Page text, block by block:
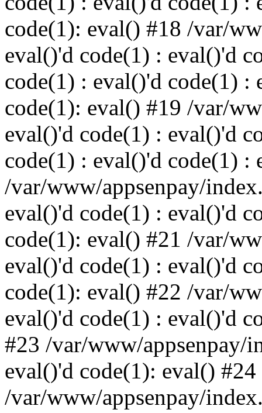
code(1): eval() #18 /var/
eval()'d code(1) : eval()'d
code(1) : eval()'d code(1) :
code(1): eval() #19 /var/
eval()'d code(1) : eval()'d
code(1) : eval()'d code(1) :
/var/www/appsenpay/
eval()'d code(1) : eval()'d
code(1): eval() #21 /var/
eval()'d code(1) : eval()'d
code(1): eval() #22 /var/
eval()'d code(1) : eval()'d
#23 /var/www/appsenpay/
eval()'d code(1): eval() #24
/var/www/appsenpay/